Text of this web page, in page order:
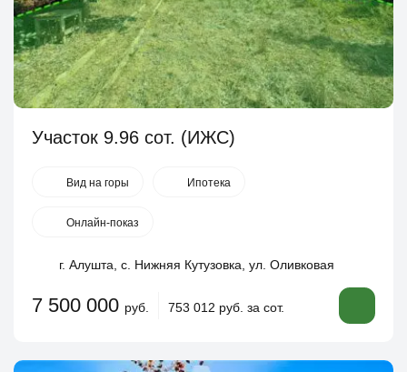
Участок 9.96 сот. (ИЖС)
Вид на горы Ипотека
Онлайн-показ
г. Алушта, с. Нижняя Кутузовка, ул. Оливковая
7 500 000 руб. 753 012 руб. за сот.